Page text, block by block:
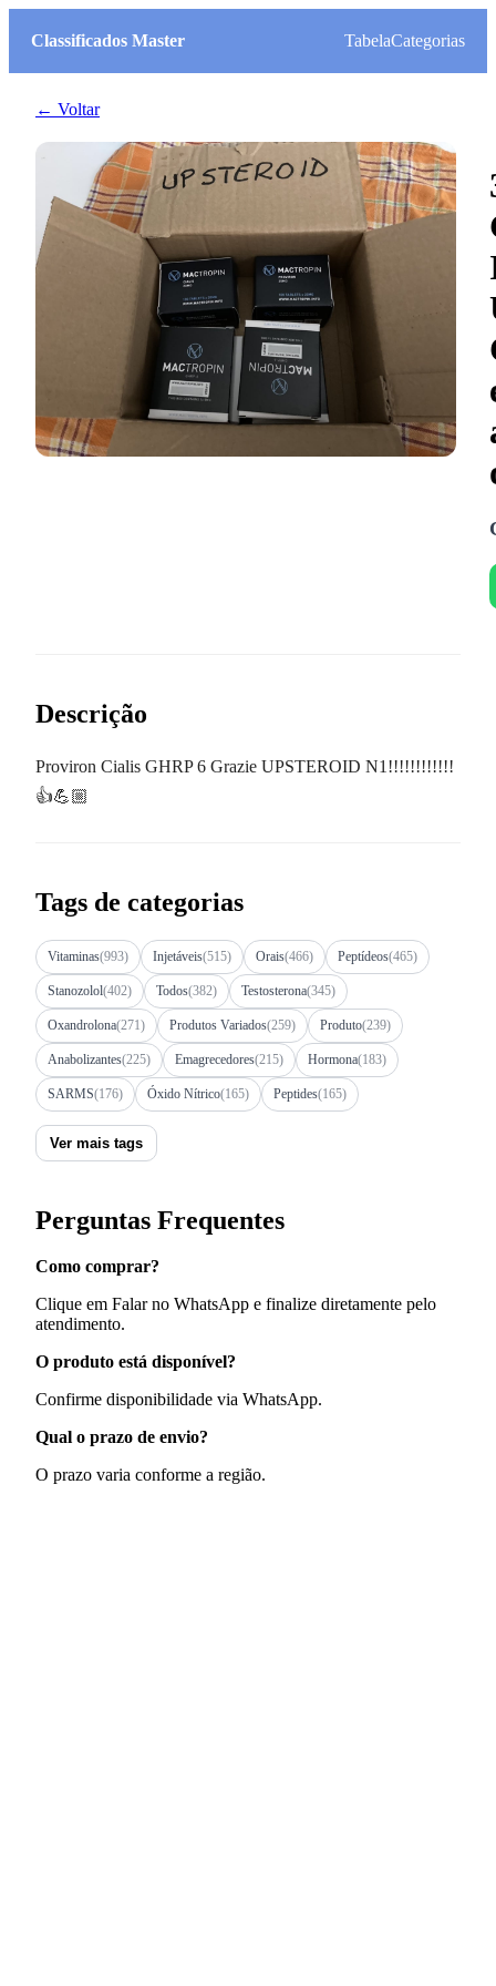
Classificados Master TabelaCategorias
← Voltar
Descrição
Proviron Cialis GHRP 6 Grazie UPSTEROID N1!!!!!!!!!!!!
👍💪🏼
Tags de categorias
Vitaminas(993) Injetáveis(515) Orais(466) Peptídeos(465)
Stanozolol(402) Todos(382) Testosterona(345)
Oxandrolona(271) Produtos Variados(259) Produto(239)
Anabolizantes(225) Emagrecedores(215) Hormona(183)
SARMS(176) Óxido Nítrico(165) Peptides(165)
Ver mais tags
Perguntas Frequentes
Como comprar?
Clique em Falar no WhatsApp e finalize diretamente pelo
atendimento.
O produto está disponível?
Confirme disponibilidade via WhatsApp.
Qual o prazo de envio?
O prazo varia conforme a região.